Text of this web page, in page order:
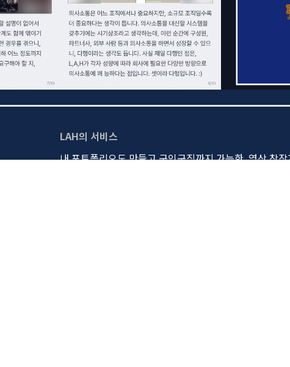
LAH의 서비스
내 포트폴리오도 만들고 구인구직까지 가능한, 영상 창